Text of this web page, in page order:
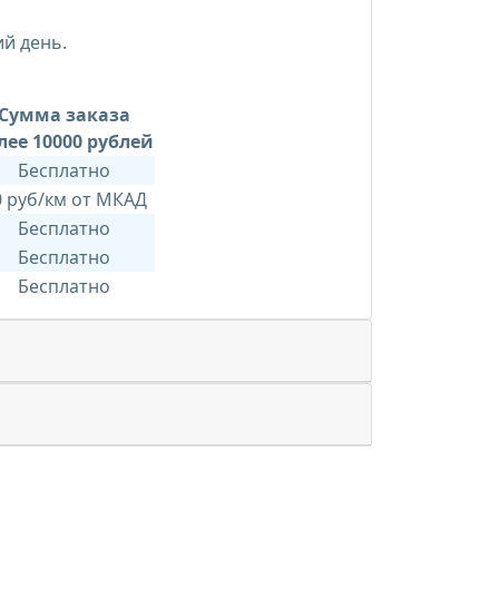
день.
заказа
10000 рублей
Бесплатно
руб/км от МКАД
Бесплатно
Бесплатно
Бесплатно